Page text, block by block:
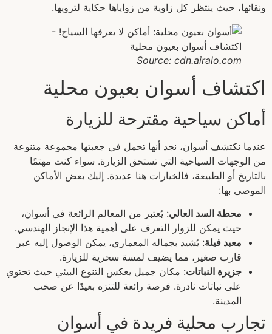
ونقائها، حيث ينتظر كل زاوية من زواياها حكاية لترويها.
Source: cdn.airalo.com
اكتشاف أسوان بعيون محلية
أماكن سياحية مقترحة للزيارة
عندما نكتشف أسوان، نجد أنها تحمل في جعبتها مجموعة متنوعة
من الوجهات السياحية التي تستحق الزيارة. سواء كنت مهتمًا
بالتاريخ أو الطبيعة، فالخيارات هنا عديدة. إليك بعض الأماكن
الموصى بها:
محطة السد العالي: يُعتبر من المعالم الرائعة في أسوان،
حيث يمكن للزوار التعرف على أهمية هذا الإنجاز الهندسي.
معبد فيلة: يُشيد بجماله المعماري، يمكن الوصول إليه عبر
قارب صغير، مما يضيف لمسة سحرية للزيارة.
جزيرة النباتات: مكان جميل يعكس التنوع البيئي حيث تحتوي
على نباتات نادرة. فرصة رائعة للتنزه بعيدًا عن صخب
المدينة.
تجارب محلية فريدة في أسوان